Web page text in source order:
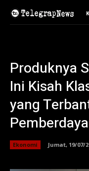
Produknya
Ini Kisah
yang
Ekonomi Jumat, 19/07/